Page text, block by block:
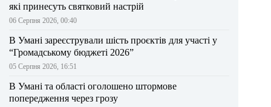
які принесуть святковий настрій
06 Серпня 2026, 00:40
В Умані зареєстрували шість проєктів для участі у
“Громадському бюджеті 2026”
05 Серпня 2026, 16:51
В Умані та області оголошено штормове
попередження через грозу